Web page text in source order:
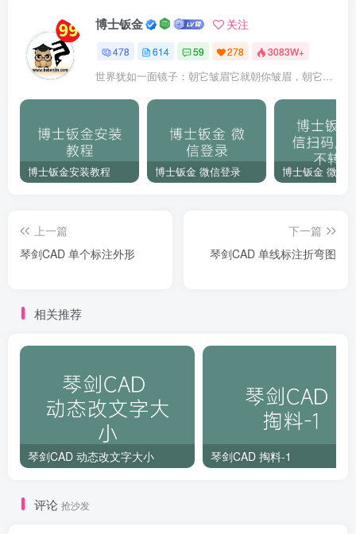
博士钣金 关注
478 614 59 278 3083W+
世界犹如一面镜子：朝它皱眉它就朝你皱眉，朝它微笑它也吵你微笑
博士钣金安装教程 博士钣金 微信登录
上一篇
琴剑CAD 单个标注外形
下一篇
琴剑CAD 单线标注折弯图
相关推荐
琴剑CAD 动态改文字大小 琴剑CAD 掏料-1
评论 抢沙发